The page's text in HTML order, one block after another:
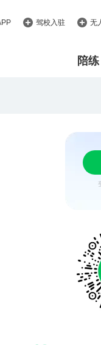
驾校入驻 无
陪练